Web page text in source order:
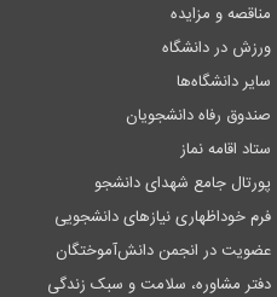
مناقصه و مزایده
ورزش در دانشگاه
سایر دانشگاه‌ها
صندوق رفاه دانشجویان
ستاد اقامه نماز
پورتال جامع شهدای دانشجو
فرم خوداظهاری نیازهای دانشجویی
عضویت در انجمن دانش‌آموختگان
دفتر مشاوره، سلامت و سبک زندگی